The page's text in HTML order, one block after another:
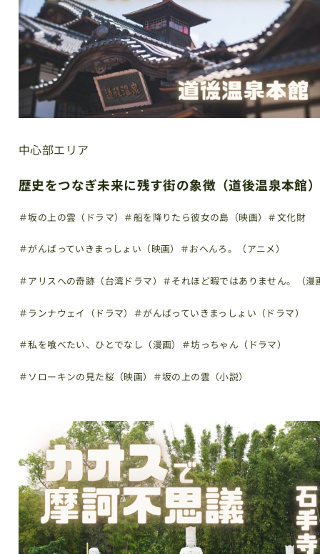
歴史をつなぎ未来に残す街の象徴（道後温泉本館
中心部エリア
＃坂の上の雲（ドラマ） ＃船を降りたら彼女の島（映画） ＃文化財
＃がんばっていきまっしょい（映画） ＃おへんろ。（アニメ）
＃アリスへの奇跡（台湾ドラマ） ＃それほど暇ではありません。（漫
＃ランナウェイ（ドラマ） ＃がんばっていきまっしょい（ドラマ）
＃私を喰べたい、ひとでなし（漫画） ＃坊っちゃん（ドラマ）
＃ソローキンの見た桜（映画） ＃坂の上の雲（小説）